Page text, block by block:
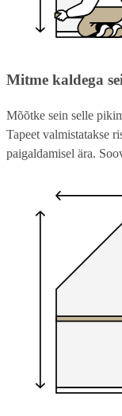
Mitme kaldega
Mõõtke sein selle
Tapeet valmistatakse
paigaldamisel ära.